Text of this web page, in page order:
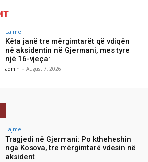
Lajme
Këta janë tre mërgimtarët që vdiqën
në aksidentin në Gjermani, mes tyre
një 16-vjeçar
admin - August 7, 2026
Lajme
Tragjedi në Gjermani: Po ktheheshin
nga Kosova, tre mërgimtarë vdesin në
aksident